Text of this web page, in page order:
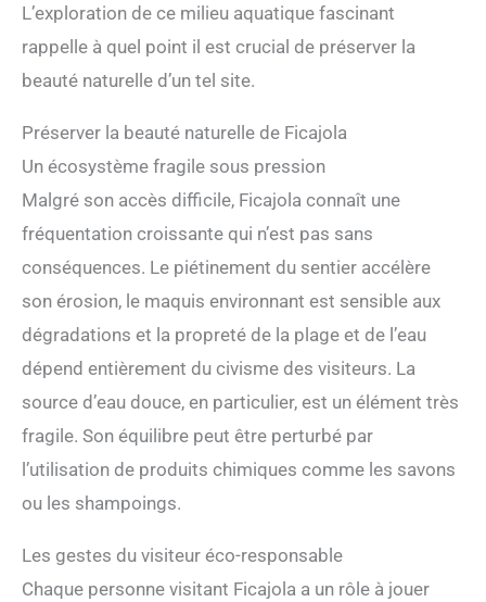
L’exploration de ce milieu aquatique fascinant
rappelle à quel point il est crucial de préserver la
beauté naturelle d’un tel site.
Préserver la beauté naturelle de Ficajola
Un écosystème fragile sous pression
Malgré son accès difficile, Ficajola connaît une
fréquentation croissante qui n’est pas sans
conséquences. Le piétinement du sentier accélère
son érosion, le maquis environnant est sensible aux
dégradations et la propreté de la plage et de l’eau
dépend entièrement du civisme des visiteurs. La
source d’eau douce, en particulier, est un élément très
fragile. Son équilibre peut être perturbé par
l’utilisation de produits chimiques comme les savons
ou les shampoings.
Les gestes du visiteur éco-responsable
Chaque personne visitant Ficajola a un rôle à jouer